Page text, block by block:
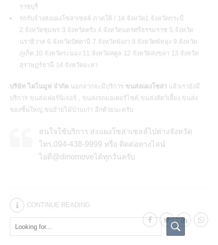
ราชบุรี
รถรับจ้างส่งแผงโซล่าเซลล์ ภาคใต้ / 14 จังหวัด1.จังหวัดกระบี่
2.จังหวัดชุมพร 3.จังหวัดตรัง 4.จังหวัดนครศรีธรรมราช 5.จังหวัด
นราธิวาส 6.จังหวัดปัตตานี 7.จังหวัดพังงา 8.จังหวัดพัทลุง 9.จังหวัด
ภูเก็ต 10.จังหวัดระนอง 11.จังหวัดสตูล 12.จังหวัดสงขลา 13.จังหวัด
สุราษฎร์ธานี 14.จังหวัดยะลา
บริษัท ไดโนมูฟ จำกัด นอกจากจะมีบริการ ขนส่งแผงโซล่า แล้วเรายังมี
บริการ ขนส่งเฟอร์นิเจอร์ , ขนส่งรถมอเตอร์ไซค์ , ขนส่งสัตว์เลี้ยง, ขนส่ง
ของชิ้นใหญ่ , ขนย้ายไม้บ้านเก่า อีกด้วยนะครับ
สนใจใช้บริการ ส่งแผงโซล่าเซลล์ไปต่างจังหวัด
โทร.094-438-9999 หรือ ติดต่อทางไลน์
ไอดี@dinomoveได้ทุกวันครับ
CONTINUE READING